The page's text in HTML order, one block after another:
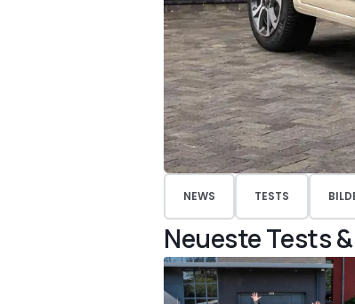
NEWS TESTS
Neueste Tests